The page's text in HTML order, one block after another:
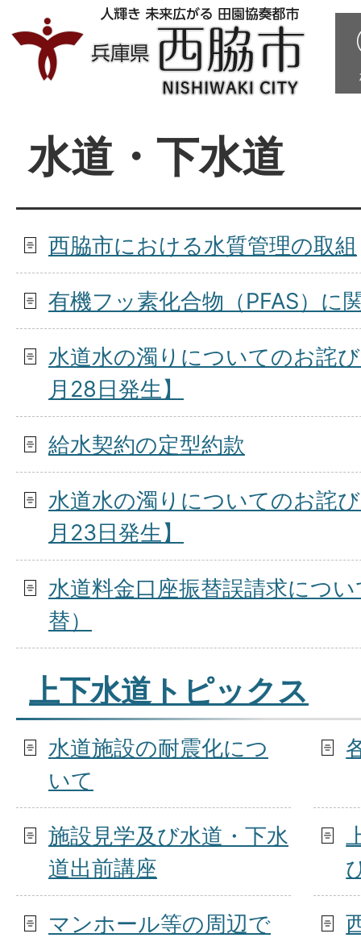
水道・下水道
西脇市における水質管理の取組
有機フッ素化合物（PFAS）に
水道水の濁りについてのお詫
月28日発生】
給水契約の定型約款
水道水の濁りについてのお詫
月23日発生】
水道料金口座振替誤請求につ
替）
上下水道トピックス
水道施設の耐震化につ
いて
施設見学及び水道・下水
道出前講座
マンホール等の周辺で